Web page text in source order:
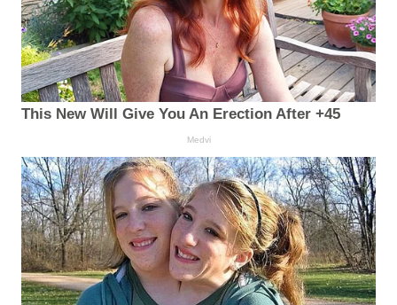
This New Will Give You An Erection After +45
Medvi